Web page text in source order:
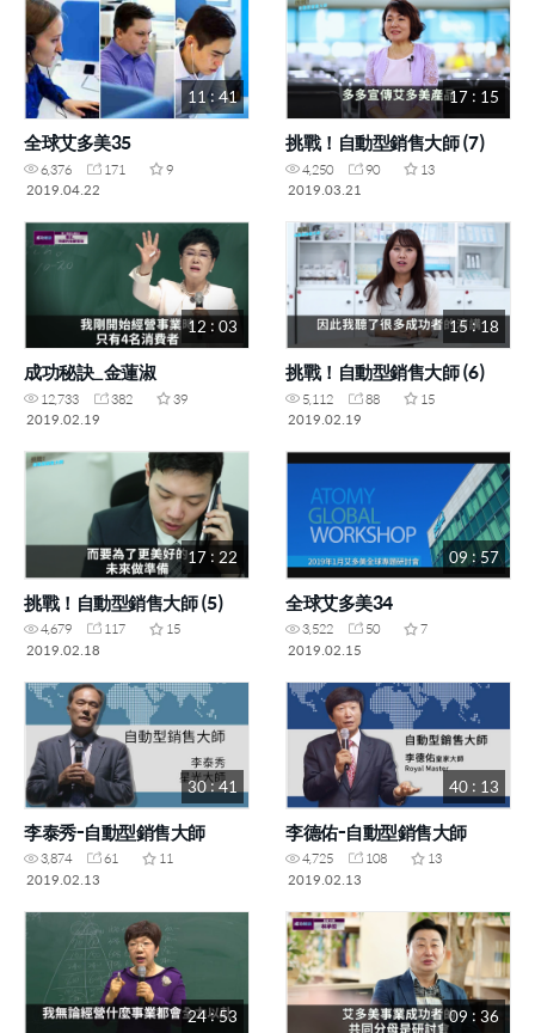
11 : 41
全球艾多美35
6,376 171
9
2019.04.22
17 : 15
挑戰！自動型銷售大師 (7)
4,250 90
13
2019.03.21
12 : 03
成功秘訣_金蓮淑
12,733 382
39
2019.02.19
15 : 18
挑戰！自動型銷售大師 (6)
5,112 88
15
2019.02.19
17 : 22
挑戰！自動型銷售大師 (5)
4,679 117
15
2019.02.18
09 : 57
全球艾多美34
3,522 50
7
2019.02.15
30 : 41
李泰秀-自動型銷售大師
3,874 61
11
2019.02.13
40 : 13
李德佑-自動型銷售大師
4,725 108
13
2019.02.13
24 : 53 09 : 36